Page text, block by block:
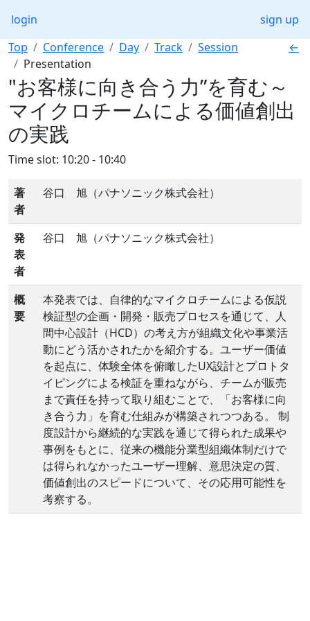
login
sign up
←
Top Conference Day Track
Session
Presentation
"お客様に向き合う力”を育む～
マイクロチームによる価値創出
の実践
Time slot: 10:20 - 10:40
著
者
谷口 旭（パナソニック株式会社）
発
表
者
谷口 旭（パナソニック株式会社）
概
要
本発表では、自律的なマイクロチームによる仮説
検証型の企画・開発・販売プロセスを通じて、人
間中心設計（HCD）の考え方が組織文化や事業活
動にどう活かされたかを紹介する。ユーザー価値
を起点に、体験全体を俯瞰したUX設計とプロトタ
イピングによる検証を重ねながら、チームが販売
まで責任を持って取り組むことで、「お客様に向
き合う力」を育む仕組みが構築されつつある。 制
度設計から継続的な実践を通じて得られた成果や
事例をもとに、従来の機能分業型組織体制だけで
は得られなかったユーザー理解、意思決定の質、
価値創出のスピードについて、その応用可能性を
考察する。